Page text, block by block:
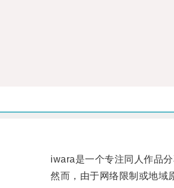
iwara是一个专注同人作品分
然而，由于网络限制或地域原